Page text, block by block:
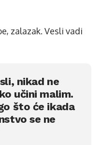
zalazak. Vesli vadi
nikad ne
učini malim.
što će ikada
se ne